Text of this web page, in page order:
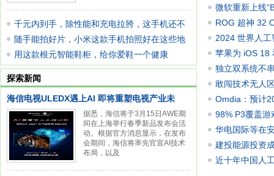
千元内到手，除性能和充电拉胯，这手机还不
错随手能拍好片，小米这款手机拍照好在这些地
方 用这款根元智能鞋柜，给你爱鞋一个健康
的"家"
探索新闻
海信电视ULEDX遇上AI 即将重塑电视产业未
据悉，海信将于3月15日AWE期
间在上海举行春季新品发布会活
动。根据官方消息显示，在发布
会期间，海信将率先官宣AI技术
布局，以及
微软重新上线
响应速
ROG 超神 32
到手价 999
2024 世界人
企业包
苹果为 iOS 18
性化需求
独立双系统不
（日常 489
敢闯技术无人
Omdia：预计
元98% P3覆盖游
华电国际等在
建投能源投资
近十年中国人